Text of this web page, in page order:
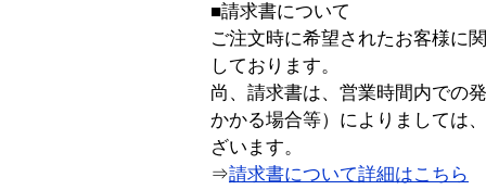
■請求書について
ご注文時に希望されたお客様に
しております。
尚、請求書は、営業時間内での
かかる場合等）によりましては
ざいます。
⇒請求書について詳細はこちら